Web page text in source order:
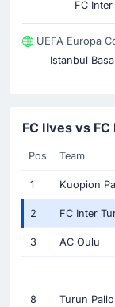
FC
UEFA Europa
Istanbul
FC Ilves vs
Pos Team
1 Kuopion
2 FC Inter
3 AC Oulu
8 Turun